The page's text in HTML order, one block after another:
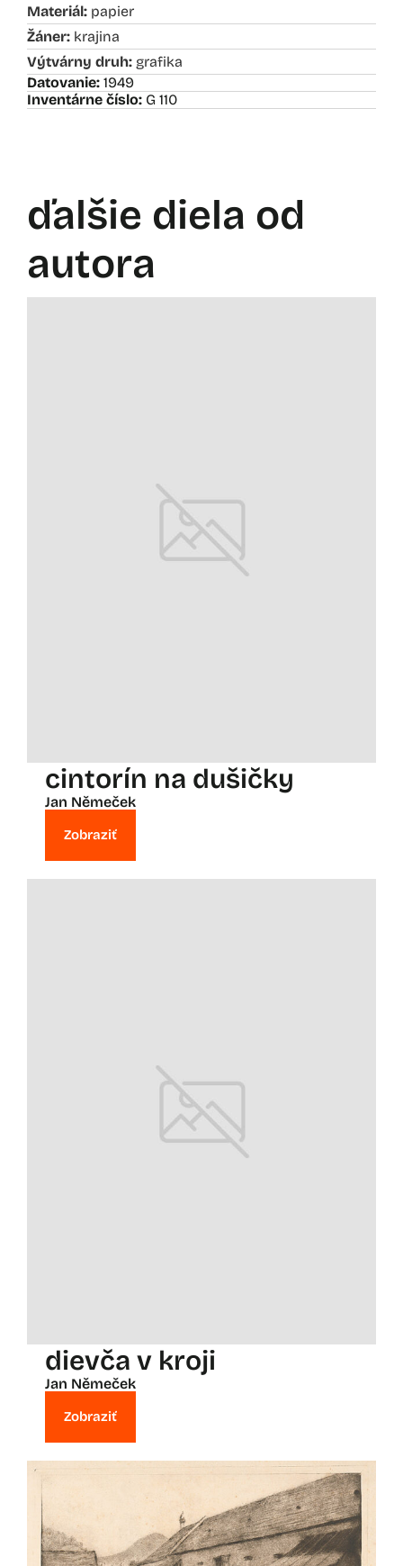
Materiál: papier
Žáner: krajina
Výtvárny druh: grafika
Datovanie: 1949
Inventárne číslo: G 110
ďalšie diela od
autora
cintorín na dušičky
Jan Němeček
Zobraziť
dievča v kroji
Jan Němeček
Zobraziť